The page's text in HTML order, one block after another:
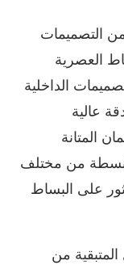
التصميمات
العصرية
الداخلية
عالية
المتانة
أبسطة من مختلف
على البساط
من